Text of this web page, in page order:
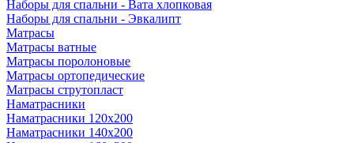
Наборы для спальни - Вата хлопковая
Наборы для спальни - Эвкалипт
Матрасы
Матрасы ватные
Матрасы поролоновые
Матрасы ортопедические
Матрасы струтопласт
Наматрасники
Наматрасники 120х200
Наматрасники 140х200